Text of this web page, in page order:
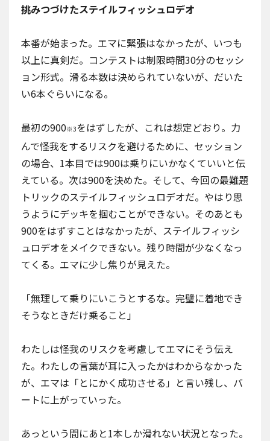
挑みつづけたステイルフィッシュロデオ
本番が始まった。エマに緊張はなかったが、いつも
以上に真剣だ。コンテストは制限時間30分のセッシ
ョン形式。滑る本数は決められていないが、だいた
い6本ぐらいになる。
最初の900※3をはずしたが、これは想定どおり。力
んで怪我をするリスクを避けるために、セッション
の場合、1本目では900は乗りにいかなくていいと伝
えている。次は900を決めた。そして、今回の最難題
トリックのステイルフィッシュロデオだ。やはり思
うようにデッキを掴むことができない。そのあとも
900をはずすことはなかったが、ステイルフィッシ
ュロデオをメイクできない。残り時間が少なくなっ
てくる。エマに少し焦りが見えた。
「無理して乗りにいこうとするな。完璧に着地でき
そうなときだけ乗ること」
わたしは怪我のリスクを考慮してエマにそう伝え
た。わたしの言葉が耳に入ったかはわからなかった
が、エマは「とにかく成功させる」と言い残し、バ
ートに上がっていった。
あっという間にあと1本しか滑れない状況となった。